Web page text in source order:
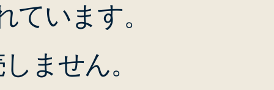
います。
ません。